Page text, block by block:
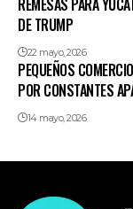
REMESAS PARA
DE TRUMP
22 mayo, 2026
PEQUEÑOS
POR CONSTANTES
14 mayo, 2026